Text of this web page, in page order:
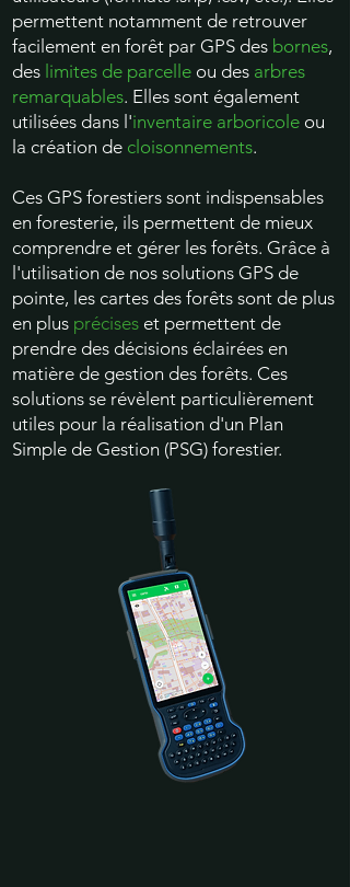
permettent notamment de retrouver
facilement en forêt par GPS des bornes,
des limites de parcelle ou des arbres
remarquables. Elles sont également
utilisées dans l'inventaire arboricole ou
la création de cloisonnements.
Ces GPS forestiers sont indispensables
en foresterie, ils permettent de mieux
comprendre et gérer les forêts. Grâce à
l'utilisation de nos solutions GPS de
pointe, les cartes des forêts sont de plus
en plus précises et permettent de
prendre des décisions éclairées en
matière de gestion des forêts. Ces
solutions se révèlent particulièrement
utiles pour la réalisation d'un Plan
Simple de Gestion (PSG) forestier.